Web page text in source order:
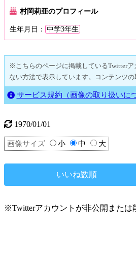
村岡莉亜のプロフィール
生年月日： 中学3年生
※こちらのページに掲載しているTwitter
ない方法で表示しています。コンテンツ
サービス規約（画像の取り扱いに
1970/01/01
画像サイズ 小 中 大
いいね数順
※Twitterアカウントが非公開または